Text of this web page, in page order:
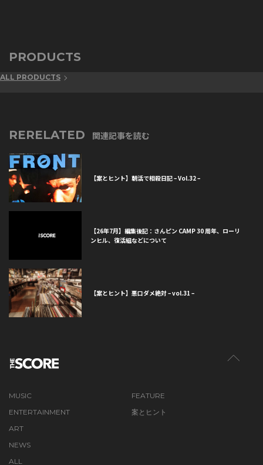
PRODUCTS
ALL PRODUCTS
RERELATED 関連記事を読む
【案とヒント】朝活で相殺日記 – Vol.32 –
【26年7月】編集後記：さんピン CAMP 30 周年、ローリ
ンヒル、復活組などについて
【案とヒント】悪口ダメ絶対 – vol.31 –
MUSIC
ENTERTAINMENT
ART
FEATURE
案とヒント
NEWS
ALL